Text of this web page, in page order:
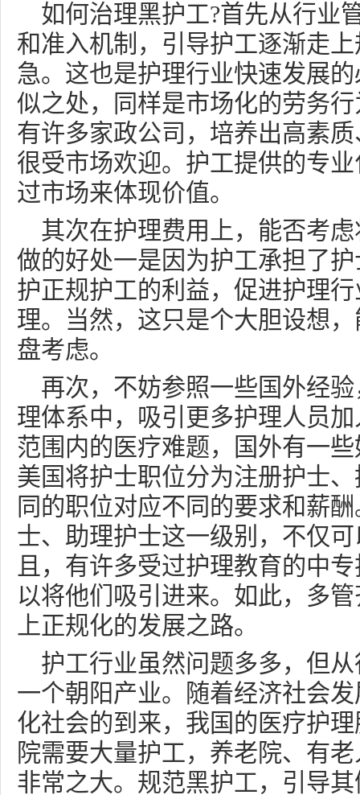
如何治理黑护工?首先从行业
和准入机制，引导护工逐渐走
急。这也是护理行业快速发展
似之处，同样是市场化的劳务
有许多家政公司，培养出高素
很受市场欢迎。护工提供的专
过市场来体现价值。
其次在护理费用上，能否考
做的好处一是因为护工承担了
护正规护工的利益，促进护理
理。当然，这只是个大胆设想
盘考虑。
再次，不妨参照一些国外经
理体系中，吸引更多护理人员
范围内的医疗难题，国外有一
美国将护士职位分为注册护士
同的职位对应不同的要求和薪
士、助理护士这一级别，不仅
且，有许多受过护理教育的中
以将他们吸引进来。如此，多
上正规化的发展之路。
护工行业虽然问题多多，但
一个朝阳产业。随着经济社会
化社会的到来，我国的医疗护
院需要大量护工，养老院、有
非常之大。规范黑护工，引导